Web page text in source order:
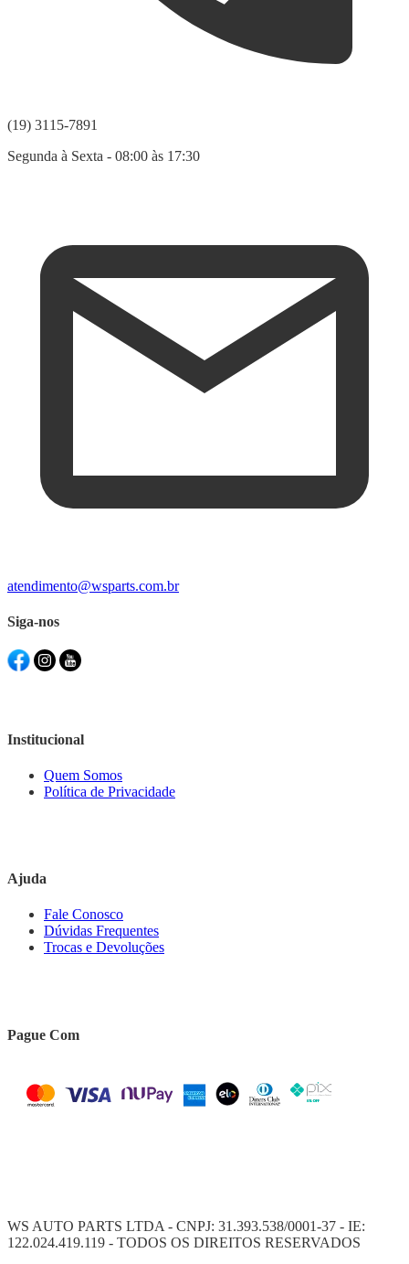
(19) 3115-7891
Segunda à Sexta - 08:00 às 17:30
atendimento@wsparts.com.br
Siga-nos
Institucional
Quem Somos
Política de Privacidade
Ajuda
Fale Conosco
Dúvidas Frequentes
Trocas e Devoluções
Pague Com
WS AUTO PARTS LTDA - CNPJ: 31.393.538/0001-37 - IE:
122.024.419.119 - TODOS OS DIREITOS RESERVADOS